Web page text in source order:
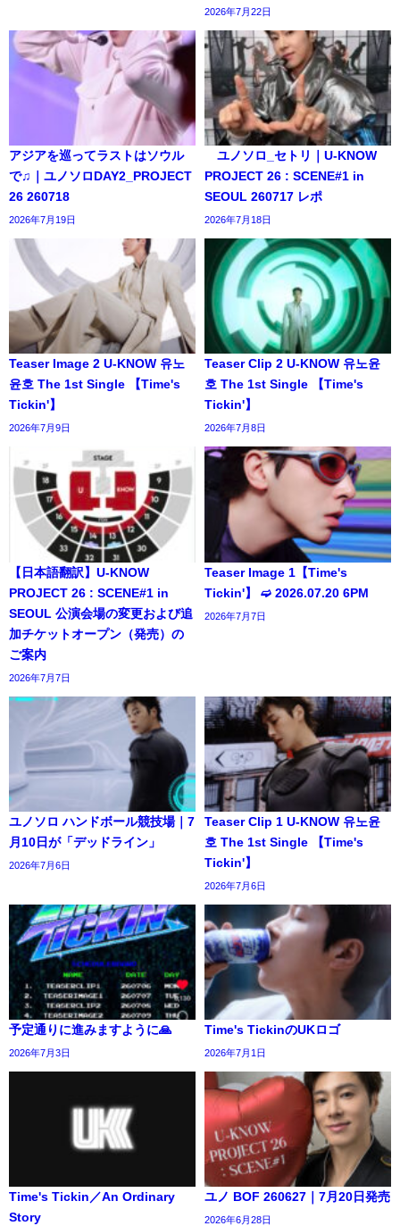
2026年7月22日
アジアを巡ってラストはソウル
で♫｜ユノソロDAY2_PROJECT
26 260718
2026年7月19日
ユノソロ_セトリ｜U-KNOW
PROJECT 26 : SCENE#1 in
SEOUL 260717 レポ
2026年7月18日
Teaser Image 2 U-KNOW 유노
윤호 The 1st Single 【Time's
Tickin'】
2026年7月9日
Teaser Clip 2 U-KNOW 유노윤
호 The 1st Single 【Time's
Tickin'】
2026年7月8日
【日本語翻訳】U-KNOW
PROJECT 26 : SCENE#1 in
SEOUL 公演会場の変更および追
加チケットオープン（発売）の
ご案内
2026年7月7日
Teaser Image 1【Time's
Tickin'】 ➫ 2026.07.20 6PM
2026年7月7日
ユノソロ ハンドボール競技場｜7
月10日が「デッドライン」
2026年7月6日
Teaser Clip 1 U-KNOW 유노윤
호 The 1st Single 【Time's
Tickin'】
2026年7月6日
予定通りに進みますように🙏
2026年7月3日
Time's TickinのUKロゴ
2026年7月1日
Time's Tickin／An Ordinary
Story
ユノ BOF 260627｜7月20日発売
2026年6月28日